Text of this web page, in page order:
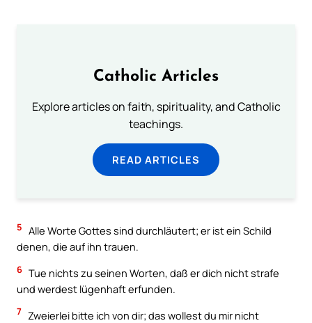
Catholic Articles
Explore articles on faith, spirituality, and Catholic
teachings.
READ ARTICLES
5 Alle Worte Gottes sind durchläutert; er ist ein Schild
denen, die auf ihn trauen.
6 Tue nichts zu seinen Worten, daß er dich nicht strafe
und werdest lügenhaft erfunden.
7 Zweierlei bitte ich von dir; das wollest du mir nicht